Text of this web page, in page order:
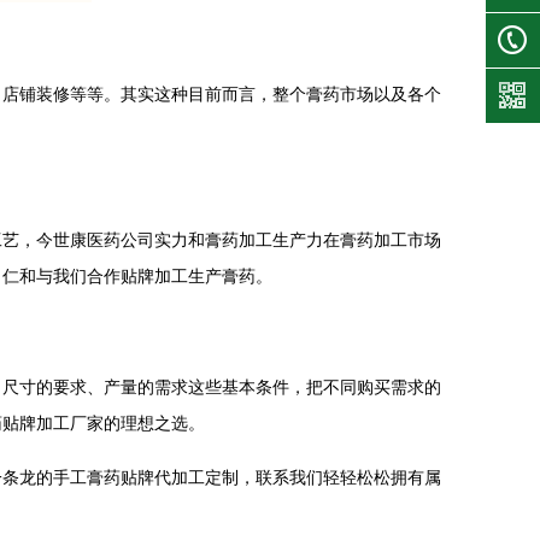
装修等等。其实这种目前而言，整个膏药市场以及各个
今世康医药公司实力和膏药加工生产力在膏药加工市场
和与我们合作贴牌加工生产膏药。
的要求、产量的需求这些基本条件，把不同购买需求的
牌加工厂家的理想之选。
的手工膏药贴牌代加工定制，联系我们轻轻松松拥有属